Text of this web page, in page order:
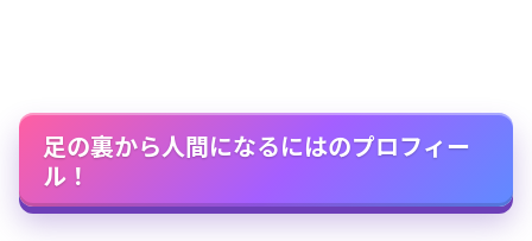
足の裏から人間になるにはのプロフィー
ル！